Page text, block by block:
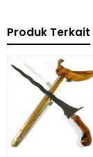
Produk Terkait